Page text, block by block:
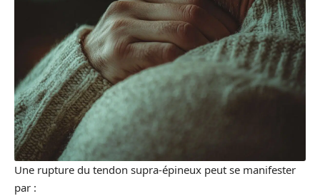
Une rupture du tendon supra-épineux peut se manifester
par :